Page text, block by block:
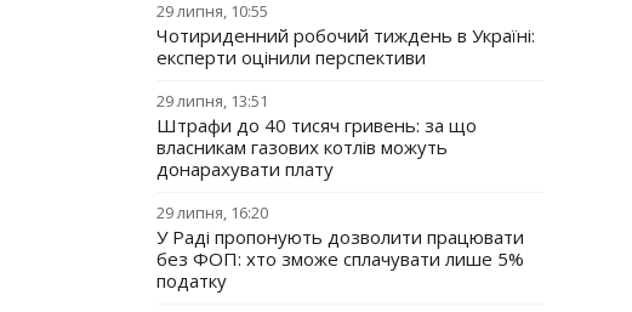
29 липня, 10:55
Чотириденний робочий тиждень в Україні:
експерти оцінили перспективи
29 липня, 13:51
Штрафи до 40 тисяч гривень: за що
власникам газових котлів можуть
донарахувати плату
29 липня, 16:20
У Раді пропонують дозволити працювати
без ФОП: хто зможе сплачувати лише 5%
податку